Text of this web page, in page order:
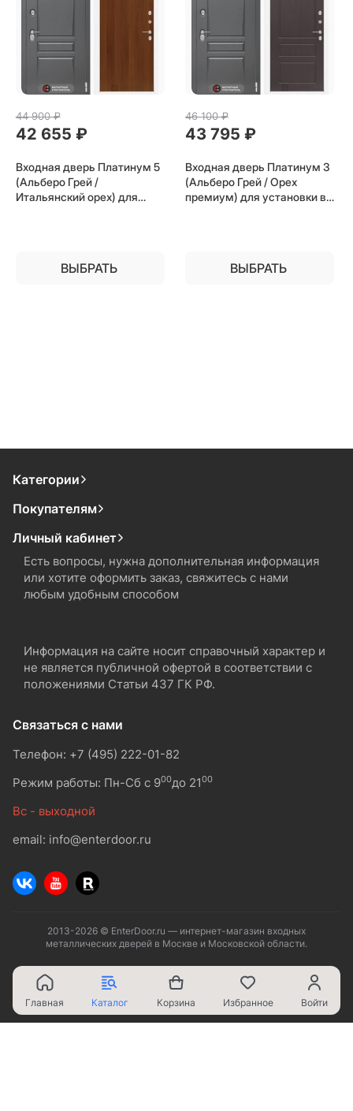
44 900 ₽
42 655 ₽
Входная дверь Платинум 5
(Альберо Грей /
Итальянский орех) для
ВЫБРАТЬ
46 100 ₽
43 795 ₽
Входная дверь Платинум 3
(Альберо Грей / Орех
премиум) для установки в
ВЫБРАТЬ
Категории
Покупателям
Личный кабинет
Есть вопросы, нужна дополнительная информация
или хотите оформить заказ, свяжитесь с нами
любым удобным способом
Информация на сайте носит справочный характер и
не является публичной офертой в соответствии с
положениями Статьи 437 ГК РФ.
Связаться с нами
Телефон: +7 (495) 222-01-82
Режим работы: Пн-Сб с 900до 2100
Вс - выходной
email: info@enterdoor.ru
2013-2026 © EnterDoor.ru — интернет-магазин входных
металлических дверей в Москве и Московской области.
Главная Каталог Корзина Избранное Войти